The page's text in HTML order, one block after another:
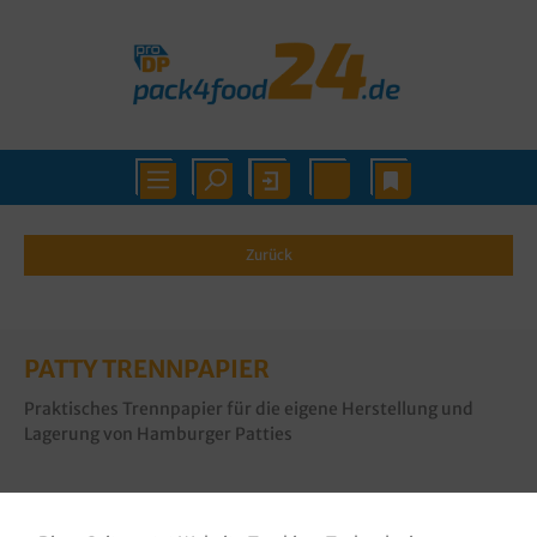
Zurück
PATTY TRENNPAPIER
Praktisches Trennpapier für die eigene Herstellung und
Lagerung von Hamburger Patties